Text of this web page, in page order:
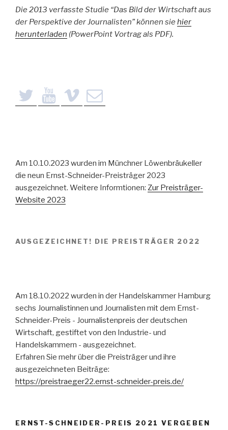
Die 2013 verfasste Studie “Das Bild der Wirtschaft aus
der Perspektive der Journalisten” können sie hier
herunterladen (PowerPoint Vortrag als PDF).
Am 10.10.2023 wurden im Münchner Löwenbräukeller
die neun Ernst-Schneider-Preisträger 2023
ausgezeichnet. Weitere Informtionen: Zur Preisträger-
Website 2023
AUSGEZEICHNET! DIE PREISTRÄGER 2022
Am 18.10.2022 wurden in der Handelskammer Hamburg
sechs Journalistinnen und Journalisten mit dem Ernst-
Schneider-Preis - Journalistenpreis der deutschen
Wirtschaft, gestiftet von den Industrie- und
Handelskammern - ausgezeichnet.
Erfahren Sie mehr über die Preisträger und ihre
ausgezeichneten Beiträge:
https://preistraeger22.ernst-schneider-preis.de/
ERNST-SCHNEIDER-PREIS 2021 VERGEBEN